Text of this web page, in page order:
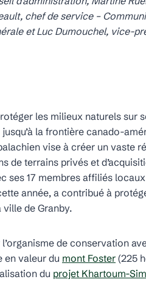
chef de service –
et Luc Dumouchel, vice-
les milieux naturels sur
la frontière canado-
vise à créer un vaste
de terrains privés et
ses 17 membres affiliés
année, a contribué à
ville de Granby.
de conservation
en valeur du mont Foster (225
du projet Khartoum-